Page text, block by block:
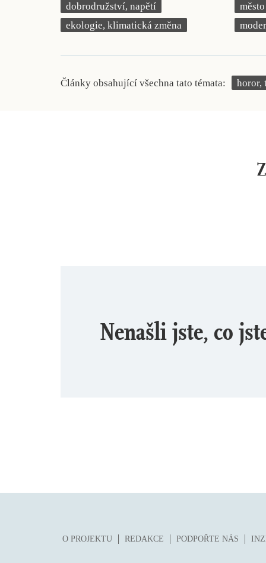
dobrodružství, napětí
ekologie, klimatická změna
město
Články obsahující všechna tato témata: horor,
Nenašli jste, co
O PROJEKTU REDAKCE PODPOŘTE NÁS